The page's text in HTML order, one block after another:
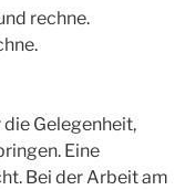
rechne.
Gelegenheit,
Eine
Bei der Arbeit am